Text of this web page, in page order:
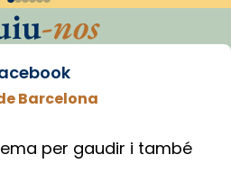
-nos
Barcelona
per gaudir i també